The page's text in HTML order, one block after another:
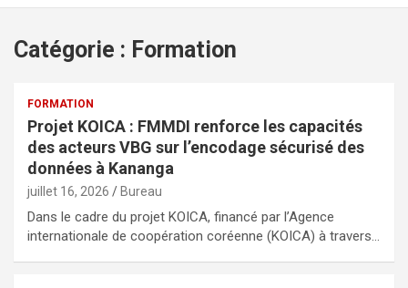
Catégorie : Formation
FORMATION
Projet KOICA : FMMDI renforce les capacités
des acteurs VBG sur l’encodage sécurisé des
données à Kananga
juillet 16, 2026 Bureau
Dans le cadre du projet KOICA, financé par l’Agence
internationale de coopération coréenne (KOICA) à travers…